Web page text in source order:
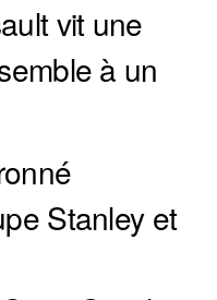
vit une
à un
Stanley et